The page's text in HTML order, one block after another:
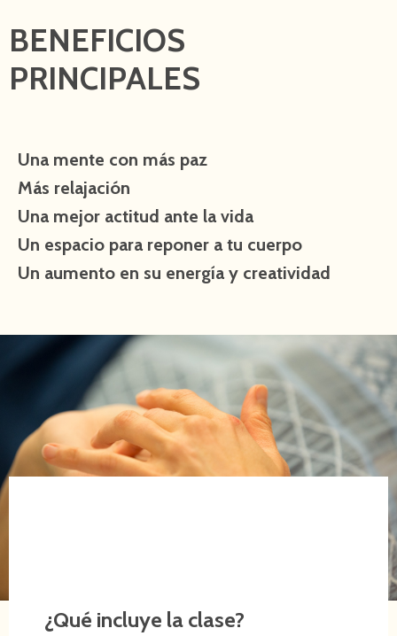
BENEFICIOS
PRINCIPALES
Una mente con más paz
Más relajación
Una mejor actitud ante la vida
Un espacio para reponer a tu cuerpo
Un aumento en su energía y creatividad
¿Qué incluye la clase?